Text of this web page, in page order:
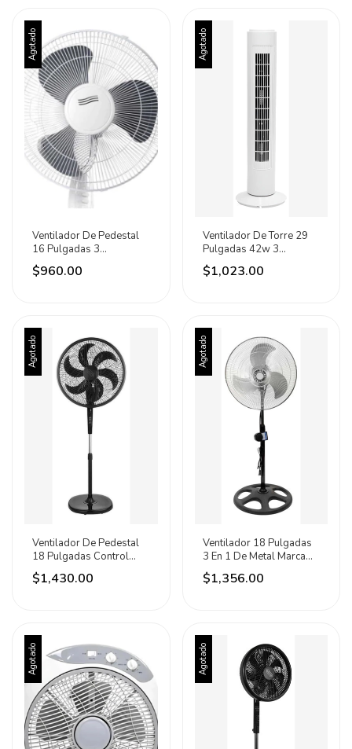
Agotado
Ventilador De Pedestal
16 Pulgadas 3
Velocidades Marca Iusa
16 Cm 60 Hz Blanco Gris
$960.00
Agotado
Ventilador De Torre 29
Pulgadas 42w 3
Velocidades Marca Iusa
73.66 Cm Blanco
$1,023.00
Agotado
Ventilador De Pedestal
18 Pulgadas Control
Remoto Iusa 45.72 Cm
60hz Negro Negro
$1,430.00
Agotado
Ventilador 18 Pulgadas
3 En 1 De Metal Marca
Iusa 45.72 Cm 60hz
Plateado Plateadas
$1,356.00
Agotado Agotado